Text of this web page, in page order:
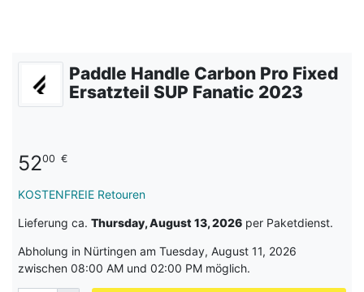
Paddle Handle Carbon Pro Fixed
Ersatzteil SUP Fanatic 2023
5200 €
KOSTENFREIE Retouren
Lieferung ca. Thursday, August 13, 2026 per Paketdienst.
Abholung in Nürtingen am Tuesday, August 11, 2026
zwischen 08:00 AM und 02:00 PM möglich.